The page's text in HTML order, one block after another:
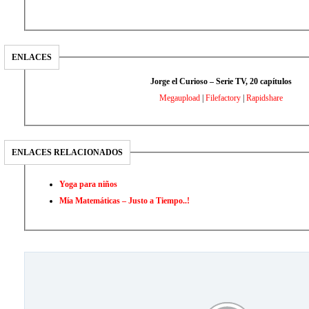
ENLACES
Jorge el Curioso – Serie TV, 20 capítulos
Megaupload| Filefactory| Rapidshare
ENLACES RELACIONADOS
Yoga para niños
Mía Matemáticas – Justo a Tiempo..!